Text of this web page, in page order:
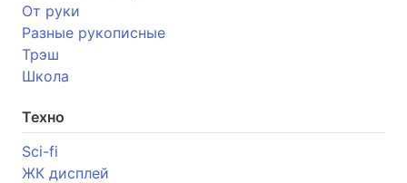
От руки
Разные рукописные
Трэш
Школа
Техно
Sci-fi
ЖК дисплей